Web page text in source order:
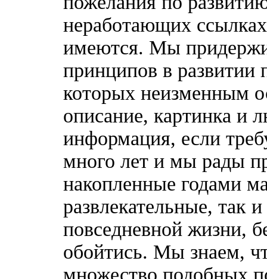
неработающих
имеются. Мы
принципов в развитии
которых неизменным
описание, картинка и
информация, если
много лет и мы рады
накопленные годами
развлекательные, так
повседневной жизни,
обойтись. Мы знаем,
множество подобных